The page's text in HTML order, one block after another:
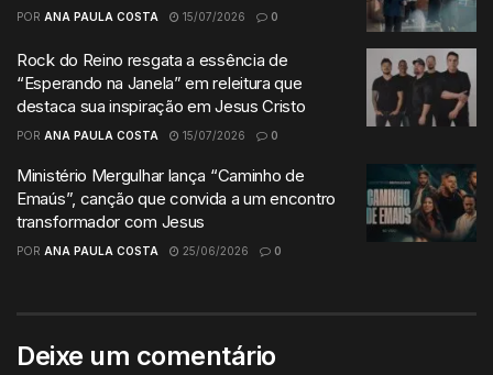
POR ANA PAULA COSTA 15/07/2026 0
Rock do Reino resgata a essência de
“Esperando na Janela” em releitura que
destaca sua inspiração em Jesus Cristo
POR ANA PAULA COSTA 15/07/2026 0
Ministério Mergulhar lança “Caminho de
Emaús”, canção que convida a um encontro
transformador com Jesus
POR ANA PAULA COSTA 25/06/2026 0
Deixe um comentário